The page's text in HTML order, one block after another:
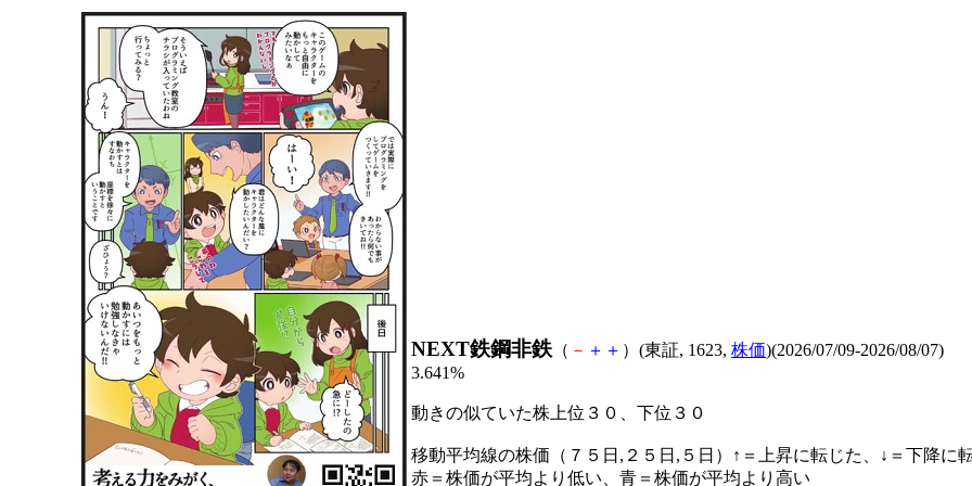
NEXT鉄鋼非鉄 （ － ＋ ＋ ）(東証, 1623, 株価)(2026/07/09-2026/08/07)
3.641%
動きの似ていた株上位３０、下位３０
移動平均線の株価（７５日,２５日,５日）↑＝上昇に転じた、↓＝下降に
赤＝株価が平均より低い、青＝株価が平均より高い